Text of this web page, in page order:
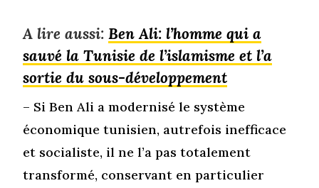
A lire aussi:Ben Ali: l’homme qui a
sauvé la Tunisie de l’islamisme et l’a
sortie du sous-développement
– Si Ben Ali a modernisé le système
économique tunisien, autrefois inefficace
et socialiste, il ne l’a pas totalement
transformé, conservant en particulier